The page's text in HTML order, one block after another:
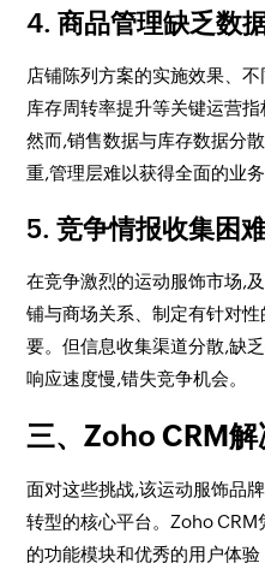
4. 商品管理缺乏数
店铺陈列方案的实施效果、
库存周转率提升等关键运营
然而,销售数据与库存数据分
重,管理层难以获得全面的业
5. 竞争情报收集困
在竞争激烈的运动服饰市场,
铺与商场关系、制定有针对
要。但信息收集渠道分散,缺
响应速度慢,错失竞争机会。
三、Zoho CRM解
面对这些挑战,该运动服饰品
转型的核心平台。Zoho
的功能模块和优秀的用户体